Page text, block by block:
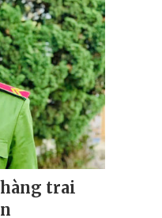
trai